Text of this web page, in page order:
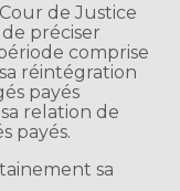
de Justice
préciser
comprise
réintégration
payés
relation de
payés.
sa